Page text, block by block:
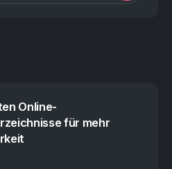
Online-
für mehr